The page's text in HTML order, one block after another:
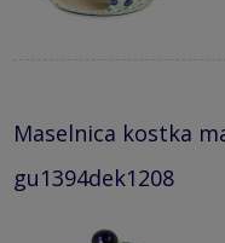
Maselnica kostka
gu1394dek1208